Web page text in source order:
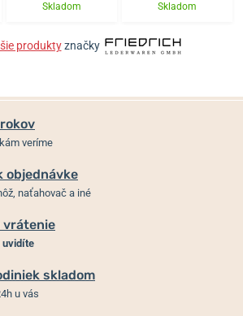
Skladom Skladom
produktyznačky
veríme
objednávke
naťahovač a iné
vrátenie
uvidíte
skladom
u vás